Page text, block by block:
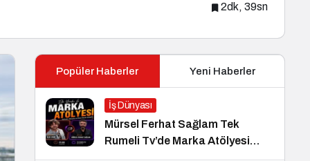
2dk, 39sn
Popüler Haberler Yeni Haberler
İş Dünyası
Mürsel Ferhat Sağlam Tek
Rumeli Tv’de Marka Atölyesi
Programına Konuk Oldu